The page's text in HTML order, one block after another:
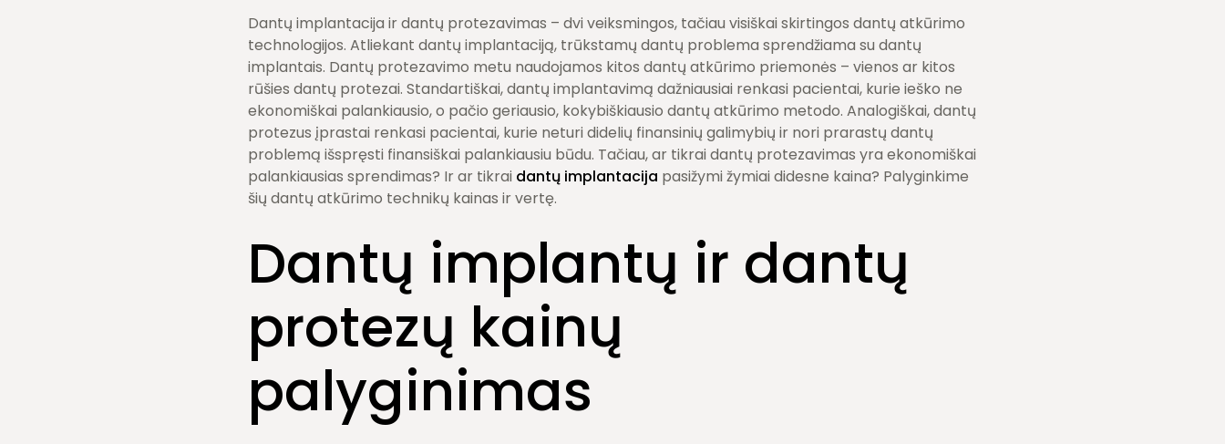
Dantų implantacija ir dantų protezavimas – dvi veiksmingos, tačiau visiškai skirtingos dantų atkūrimo
technologijos. Atliekant dantų implantaciją, trūkstamų dantų problema sprendžiama su dantų
implantais. Dantų protezavimo metu naudojamos kitos dantų atkūrimo priemonės – vienos ar kitos
rūšies dantų protezai. Standartiškai, dantų implantavimą dažniausiai renkasi pacientai, kurie ieško ne
ekonomiškai palankiausio, o pačio geriausio, kokybiškiausio dantų atkūrimo metodo. Analogiškai, dantų
protezus įprastai renkasi pacientai, kurie neturi didelių finansinių galimybių ir nori prarastų dantų
problemą išspręsti finansiškai palankiausiu būdu. Tačiau, ar tikrai dantų protezavimas yra ekonomiškai
palankiausias sprendimas? Ir ar tikrai dantų implantacija pasižymi žymiai didesne kaina? Palyginkime
šių dantų atkūrimo technikų kainas ir vertę.
Dantų implantų ir dantų
protezų kainų
palyginimas